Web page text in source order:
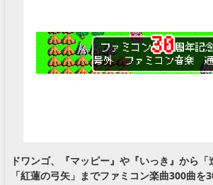
ドワンゴ、『マッピー』や『いっき』から
「紅蓮の弓矢」までファミコン楽曲300曲を